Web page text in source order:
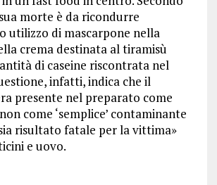
morte è da ricondurre
utilizzo di mascarpone nella
crema destinata al tiramisù
di caseine riscontrata nel
infatti, indica che il
presente nel preparato come
come ‘semplice’ contaminante
risultato fatale per la vittima»
e uovo.